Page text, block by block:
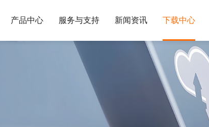
产品中心 服务与支持 新闻资讯 下载中心